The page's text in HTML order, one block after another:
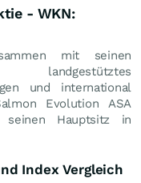
- WKN:
mit seinen
landgestütztes
und international
Evolution ASA
Hauptsitz in
Index Vergleich